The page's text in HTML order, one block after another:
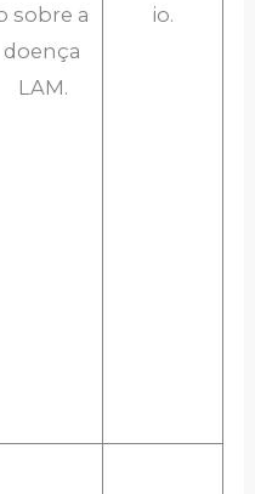
sobre a
doença
LAM.
io.